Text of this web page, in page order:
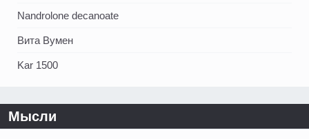
Nandrolone decanoate
Вита Вумен
Kar 1500
Мысли